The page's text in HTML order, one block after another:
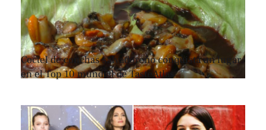
Coctel de conchas salvadoreño conquista un lugar
en el Top 10 mundial de TasteAtlas